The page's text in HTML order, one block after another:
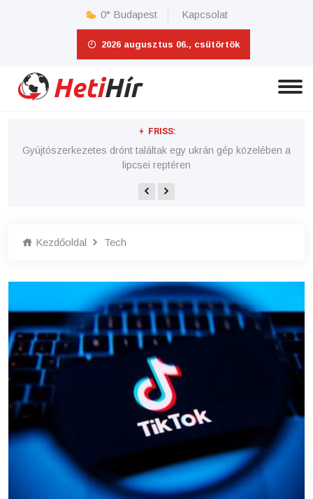
0° Budapest Kapcsolat
2026 augusztus 06., csütörtök
FRISS:
Gyújtószerkezetes drónt találtak egy ukrán gép közelében a
lipcsei reptéren
Kezdőoldal Tech